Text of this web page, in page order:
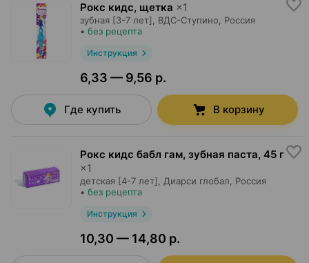
Рокс кидс, щетка ×1
зубная [3-7 лет], ВДС-Ступино , Россия
• без рецепта
Инструкция
6,33 — 9,56 р.
Где купить В корзину
Рокс кидс бабл гам, зубная паста, 45 г
×1
детская [4-7 лет], Диарси глобал , Россия
• без рецепта
Инструкция
10,30 — 14,80 р.